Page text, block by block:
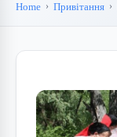
Home Привітання